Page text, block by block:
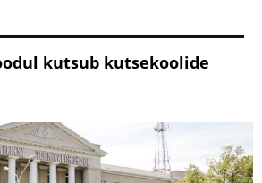
kutsub kutsekoolide